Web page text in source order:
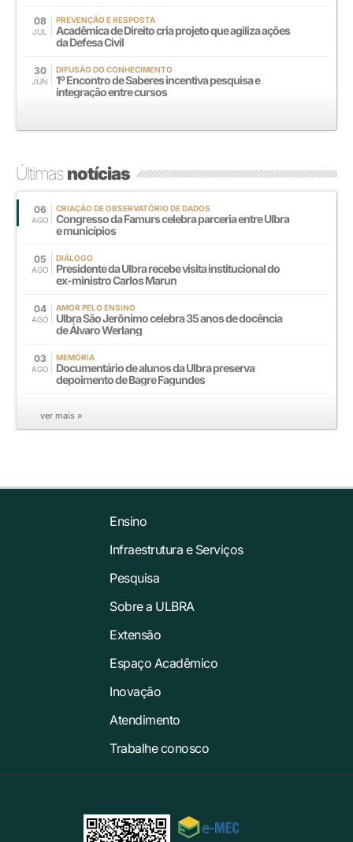
08
JUL
PREVENÇÃO E RESPOSTA
Acadêmica de Direito cria projeto que agiliza ações
da Defesa Civil
30
JUN
DIFUSÃO DO CONHECIMENTO
1º Encontro de Saberes incentiva pesquisa e
integração entre cursos
Últimasnotícias
06
AGO
CRIAÇÃO DE OBSERVATÓRIO DE DADOS
Congresso da Famurs celebra parceria entre Ulbra
e municípios
05
AGO
DIÁLOGO
Presidente da Ulbra recebe visita institucional do
ex-ministro Carlos Marun
04
AGO
AMOR PELO ENSINO
Ulbra São Jerônimo celebra 35 anos de docência
de Álvaro Werlang
03
AGO
MEMÓRIA
Documentário de alunos da Ulbra preserva
depoimento de Bagre Fagundes
ver mais »
Ensino
Infraestrutura e Serviços
Pesquisa
Sobre a ULBRA
Extensão
Espaço Acadêmico
Inovação
Atendimento
Trabalhe conosco